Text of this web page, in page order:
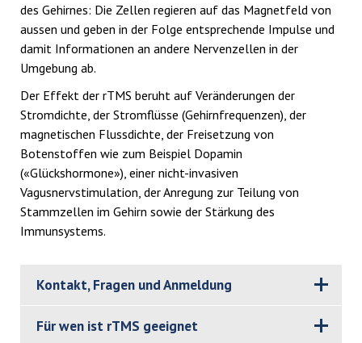
des Gehirnes: Die Zellen regieren auf das Magnetfeld von
aussen und geben in der Folge entsprechende Impulse und
damit Informationen an andere Nervenzellen in der
Umgebung ab.
Der Effekt der rTMS beruht auf Veränderungen der
Stromdichte, der Stromflüsse (Gehirnfrequenzen), der
magnetischen Flussdichte, der Freisetzung von
Botenstoffen wie zum Beispiel Dopamin
(«Glückshormone»), einer nicht-invasiven
Vagusnervstimulation, der Anregung zur Teilung von
Stammzellen im Gehirn sowie der Stärkung des
Immunsystems.
Kontakt, Fragen und Anmeldung
Für wen ist rTMS geeignet